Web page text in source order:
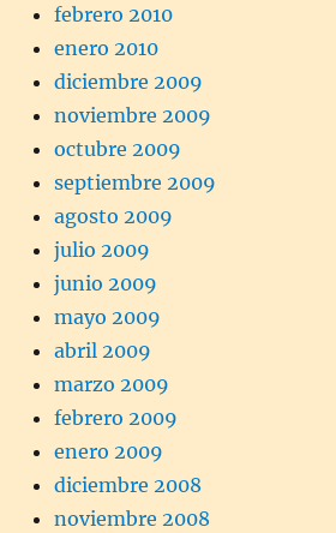
febrero 2010
enero 2010
diciembre 2009
noviembre 2009
octubre 2009
septiembre 2009
agosto 2009
julio 2009
junio 2009
mayo 2009
abril 2009
marzo 2009
febrero 2009
enero 2009
diciembre 2008
noviembre 2008